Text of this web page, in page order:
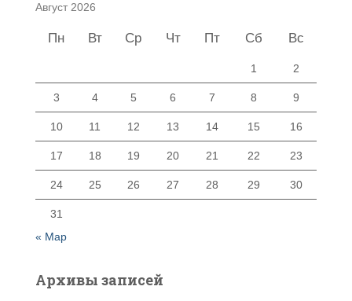
Август 2026
Пн Вт Ср Чт Пт Сб Вс
1 2
3 4 5 6 7 8 9
10 11 12 13 14 15 16
17 18 19 20 21 22 23
24 25 26 27 28 29 30
31
« Мар
Архивы записей